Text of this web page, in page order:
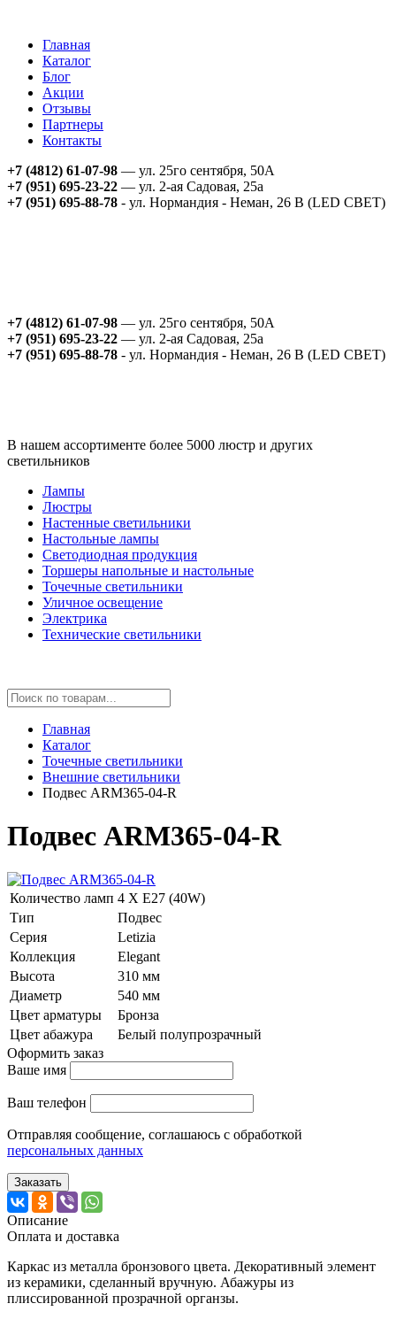
Главная
Каталог
Блог
Акции
Отзывы
Партнеры
Контакты
+7 (4812) 61-07-98 — ул. 25го сентября, 50А
+7 (951) 695-23-22 — ул. 2-ая Садовая, 25а
+7 (951) 695-88-78 - ул. Нормандия - Неман, 26 В (LED СВЕТ)
+7 (4812) 61-07-98 — ул. 25го сентября, 50А
+7 (951) 695-23-22 — ул. 2-ая Садовая, 25а
+7 (951) 695-88-78 - ул. Нормандия - Неман, 26 В (LED СВЕТ)
В нашем ассортименте более 5000 люстр и других
светильников
Лампы
Люстры
Настенные светильники
Настольные лампы
Светодиодная продукция
Торшеры напольные и настольные
Точечные светильники
Уличное освещение
Электрика
Технические светильники
Главная
Каталог
Точечные светильники
Внешние светильники
Подвес ARM365-04-R
Подвес ARM365-04-R
Количество ламп 4 Х E27 (40W)
Тип
Подвес
Серия
Letizia
Коллекция
Elegant
Высота
310 мм
Диаметр
540 мм
Цвет арматуры
Бронза
Цвет абажура
Белый полупрозрачный
Оформить заказ
Ваше имя
Ваш телефон
Отправляя сообщение, соглашаюсь с обработкой
персональных данных
Заказать
Описание
Оплата и доставка
Каркас из металла бронзового цвета. Декоративный элемент
из керамики, сделанный вручную. Абажуры из
плиссированной прозрачной органзы.